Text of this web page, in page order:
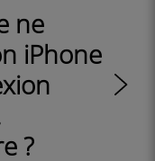
ne
iPhone
?